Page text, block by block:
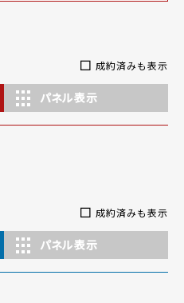
成約済みも表示
パネル表示
成約済みも表示
パネル表示